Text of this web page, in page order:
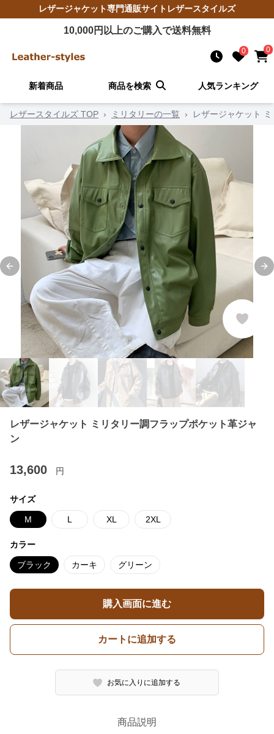
レザージャケット専門通販サイト レザースタイルズ
10,000円以上のご購入で送料無料
0 0
新着商品 商品を検索 人気ランキング
レザースタイルズ TOP › ミリタリーの一覧 › レザージャケット
Previous slide
レザージャケット ミリタリー調フラップポケット革ジャ
ン
13,600 円
サイズ
M L XL 2XL
カラー
ブラック カーキ グリーン
購入画面に進む
カートに追加する
お気に入りに追加する
商品説明